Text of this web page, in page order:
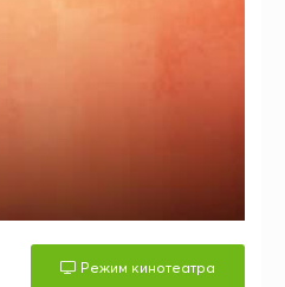
Режим кинотеатра